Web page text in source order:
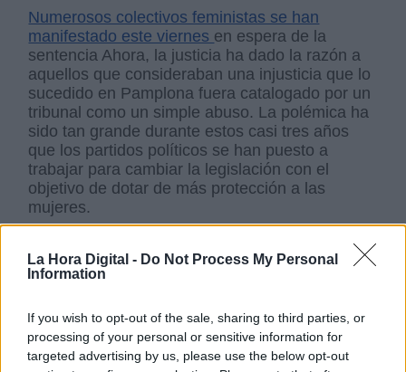
La Hora Digital - Do Not Process My Personal
Information
If you wish to opt-out of the sale, sharing to third parties, or
processing of your personal or sensitive information for
targeted advertising by us, please use the below opt-out
Numerosos colectivos feministas se han
manifestado este viernes en espera de la
sentencia Ahora, la justicia ha dado la razón a
aquellos que consideraban una injusticia que lo
sucedido en Pamplona fuera catalogado por un
tribunal como un simple abuso. La polémica ha
sido tan grande durante estos casi tres años
que los partidos políticos se han puesto a
trabajar para cambiar la legislación con el
objetivo de dotar de más protección a las
mujeres.
Tribunal Superior de Justicia de Madrid
Audiencia Provincial
La manada
NOTICIAS RELACIONADAS